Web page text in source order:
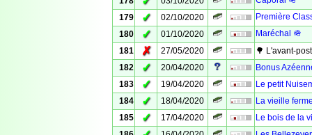
179
✓ 02/10/2020
Première
180
✓ 01/10/2020
Maréchal 🪖
181
✗ 27/05/2020
🌳 L'avant-
182
✓ 20/04/2020
Bonus
183
✓ 19/04/2020
Le petit
184
✓ 18/04/2020
La vieille
185
✓ 17/04/2020
Le bois de la